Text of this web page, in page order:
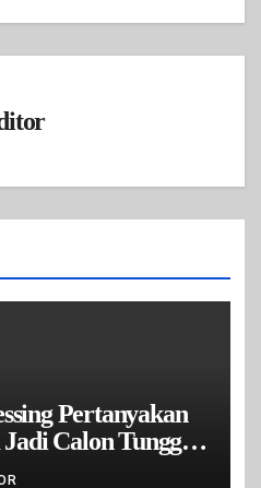
Pertanyakan
Calon Tunggal